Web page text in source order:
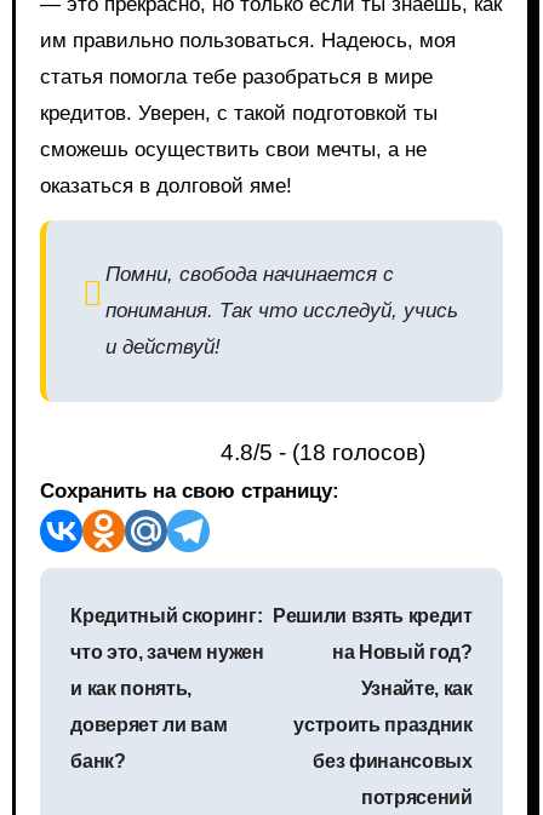
им правильно пользоваться. Надеюсь, моя
статья помогла тебе разобраться в мире
кредитов. Уверен, с такой подготовкой ты
сможешь осуществить свои мечты, а не
оказаться в долговой яме!
Помни, свобода начинается с
понимания. Так что исследуй, учись
и действуй!
4.8/5 - (18 голосов)
Сохранить на свою страницу:
Кредитный скоринг:
что это, зачем нужен
и как понять,
доверяет ли вам
банк?
Решили взять кредит
на Новый год?
Узнайте, как
устроить праздник
без финансовых
потрясений